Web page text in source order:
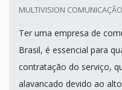
MULTIVISION
Ter uma empresa de
Brasil, é essencial para
contratação do serviço,
alavancado devido ao